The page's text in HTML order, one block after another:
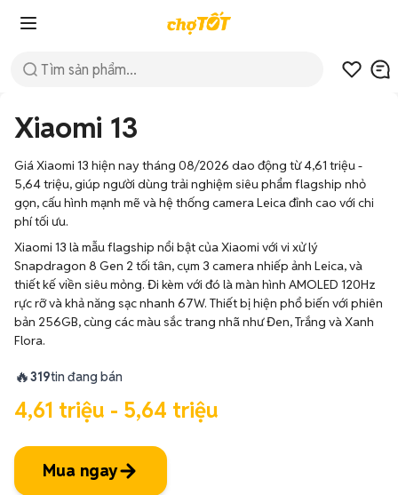
Xiaomi 13
Giá Xiaomi 13 hiện nay tháng 08/2026 dao động từ 4,61 triệu -
5,64 triệu, giúp người dùng trải nghiệm siêu phẩm flagship nhỏ
gọn, cấu hình mạnh mẽ và hệ thống camera Leica đỉnh cao với chi
phí tối ưu.
Xiaomi 13 là mẫu flagship nổi bật của Xiaomi với vi xử lý
Snapdragon 8 Gen 2 tối tân, cụm 3 camera nhiếp ảnh Leica, và
thiết kế viền siêu mỏng. Đi kèm với đó là màn hình AMOLED 120Hz
rực rỡ và khả năng sạc nhanh 67W. Thiết bị hiện phổ biến với phiên
bản 256GB, cùng các màu sắc trang nhã như Đen, Trắng và Xanh
Flora.
🔥319tin đang bán
4,61 triệu - 5,64 triệu
Mua ngay